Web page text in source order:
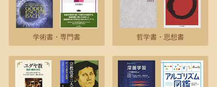
学術書・専門書 哲学書・思想書